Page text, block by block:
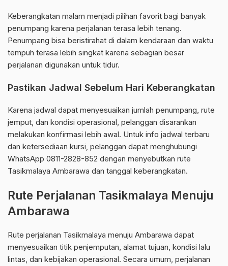
Keberangkatan malam menjadi pilihan favorit bagi banyak
penumpang karena perjalanan terasa lebih tenang.
Penumpang bisa beristirahat di dalam kendaraan dan waktu
tempuh terasa lebih singkat karena sebagian besar
perjalanan digunakan untuk tidur.
Pastikan Jadwal Sebelum Hari Keberangkatan
Karena jadwal dapat menyesuaikan jumlah penumpang, rute
jemput, dan kondisi operasional, pelanggan disarankan
melakukan konfirmasi lebih awal. Untuk info jadwal terbaru
dan ketersediaan kursi, pelanggan dapat menghubungi
WhatsApp 0811-2828-852 dengan menyebutkan rute
Tasikmalaya Ambarawa dan tanggal keberangkatan.
Rute Perjalanan Tasikmalaya Menuju
Ambarawa
Rute perjalanan Tasikmalaya menuju Ambarawa dapat
menyesuaikan titik penjemputan, alamat tujuan, kondisi lalu
lintas, dan kebijakan operasional. Secara umum, perjalanan